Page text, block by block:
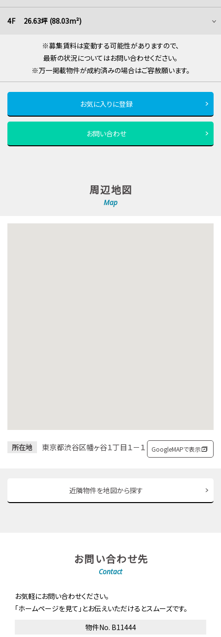
4F 26.63坪 (88.03m²)
※募集賃料は変動する可能性がありますので、
最新の状況についてはお問い合わせください。
※万一掲載物件が成約済みの場合はご容赦願います。
お気に入りに登録
お問い合わせ
周辺地図
Map
所在地 東京都渋谷区幡ヶ谷１丁目１－１ GoogleMAPで表示
近隣物件を地図から探す
お問い合わせ先
Contact
お気軽にお問い合わせください。
「ホームページを見て」とお伝えいただけるとスムーズです。
物件No. B11444